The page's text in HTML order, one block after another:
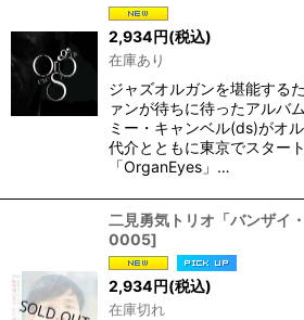
2,934円(税込)
在庫あり
ジャズオルガンを堪能する
ァンが待ちに待ったアルバ
ミー・キャンベル(ds)がオ
代介とともに東京でスター
「OrganEyes」…
二見勇気トリオ「バンザイ
0005]
2,934円(税込)
在庫切れ